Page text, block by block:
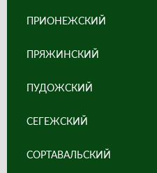
ПРИОНЕЖСКИЙ
ПРЯЖИНСКИЙ
ПУДОЖСКИЙ
СЕГЕЖСКИЙ
СОРТАВАЛЬСКИЙ